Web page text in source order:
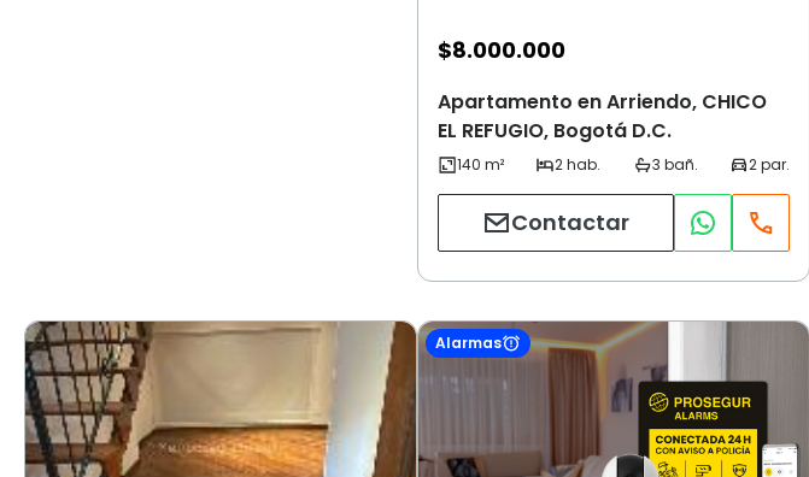
$8.000.000
Apartamento en Arriendo, CHICO
EL REFUGIO, Bogotá D.C.
Contactar
Alarmas